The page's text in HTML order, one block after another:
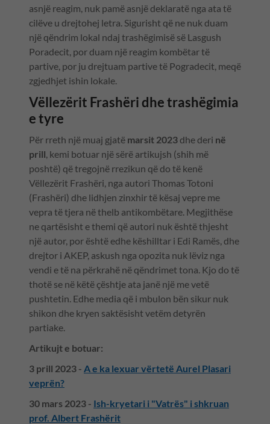
asnjë reagim, nuk pamë asnjë deklaratë nga ata të
cilëve u drejtohej letra. Sigurisht që ne nuk duam
një qëndrim lokal ndaj trashëgimisë së Lasgush
Poradecit, por duam një reagim kombëtar të
partive, por ju drejtuam partive të Pogradecit, meqë
zgjedhjet ishin lokale.
Vëllezërit Frashëri dhe trashëgimia
e tyre
Për rreth një muaj gjatë marsit 2023 dhe deri në
prill , kemi botuar një sërë artikujsh (shih më
poshtë) që tregojnë rrezikun që do të kenë
Vëllezërit Frashëri, nga autori Thomas Totoni
(Frashëri) dhe lidhjen zinxhir të kësaj vepre me
vepra të tjera në thelb antikombëtare. Megjithëse
ne qartësisht e themi që autori nuk është thjesht
një autor, por është edhe këshilltar i Edi Ramës, dhe
drejtor i AKEP, askush nga opozita nuk lëviz nga
vendi e të na përkrahë në qëndrimet tona. Kjo do të
thotë se në këtë çështje ata janë një me vetë
pushtetin. Edhe media që i mbulon bën sikur nuk
shikon dhe kryen saktësisht vetëm detyrën
partiake.
Artikujt e botuar:
3 prill 2023 - A e ka lexuar vërtetë Aurel Plasari
veprën?
30 mars 2023 - Ish-kryetari i "Vatrës" i shkruan
prof. Albert Frashërit